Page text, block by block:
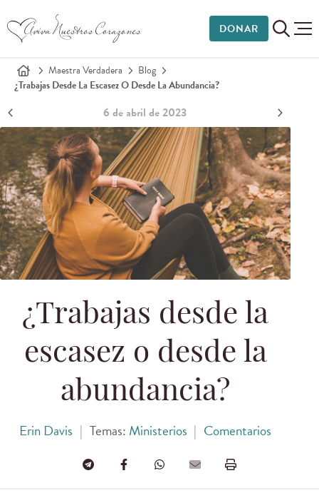
DONAR
Maestra Verdadera
Blog
¿Trabajas Desde La Escasez O Desde La Abundancia?
6 de abril de 2023
¿Trabajas desde la
escasez o desde la
abundancia?
Erin Davis | Temas: Ministerios | Comentarios